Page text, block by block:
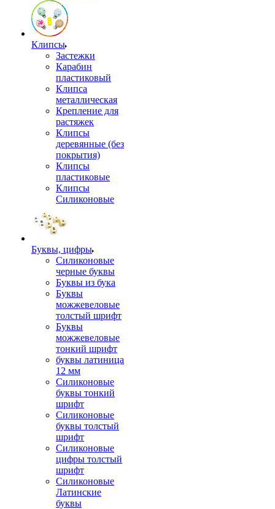
Клипсы
Застежки
Карабин
пластиковый
Клипса
металлическая
Крепление для
растяжек
Клипсы
деревянные (без
покрытия)
Клипсы
пластиковые
Клипсы
Силиконовые
Буквы, цифры
Силиконовые
черные буквы
Буквы из бука
Буквы
можжевеловые
толстый шрифт
Буквы
можжевеловые
тонкий шрифт
буквы латиница
12 мм
Силиконовые
буквы тонкий
шрифт
Силиконовые
буквы толстый
шрифт
Силиконовые
цифры толстый
шрифт
Силиконовые
Латинские
буквы